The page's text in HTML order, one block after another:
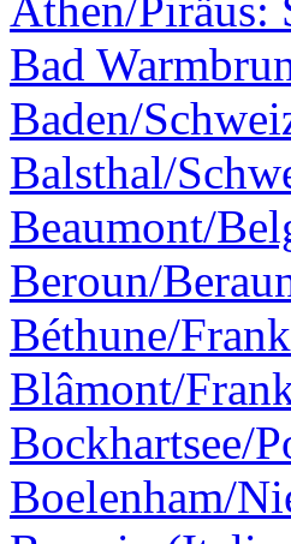
Athen/Piräus:
Bad
Baden/
Balsthal/
Beaumont/
Beroun/
Béthune/
Blâmont/
Bockhartsee/
Boelenham/